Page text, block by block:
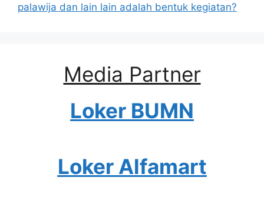
palawija dan lain lain adalah bentuk kegiatan?
Media Partner
Loker BUMN
Loker Alfamart